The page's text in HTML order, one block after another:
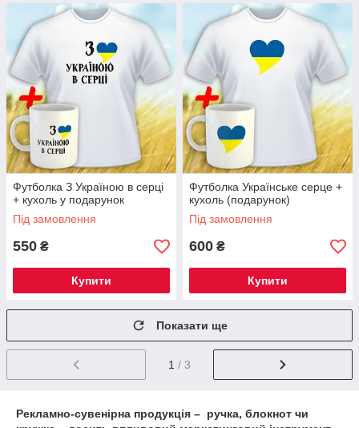
Футболка З Україною в серці
+ кухоль у подарунок
Під замовлення
550 ₴
Купити
Футболка Українське серце +
кухоль (подарунок)
Під замовлення
600 ₴
Купити
Показати ще
1 / 3
Рекламно-сувенірна продукція – ручка, блокнот чи